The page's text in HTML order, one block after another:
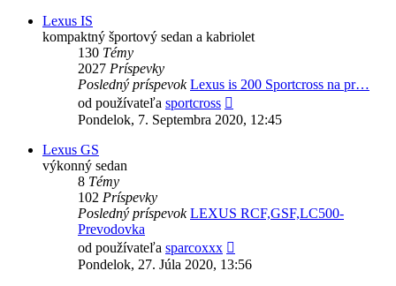
Lexus IS
kompaktný športový sedan a kabriolet
130 Témy
2027 Príspevky
Posledný príspevok Lexus is 200 Sportcross na pr…
od používateľa sportcross
posledný
Pondelok, 7. Septembra 2020, 12:45
Lexus GS
výkonný sedan
8 Témy
102 Príspevky
Posledný príspevok LEXUS RCF,GSF,LC500-
Prevodovka
od používateľa sparcoxxx
posledný
Pondelok, 27. Júla 2020, 13:56